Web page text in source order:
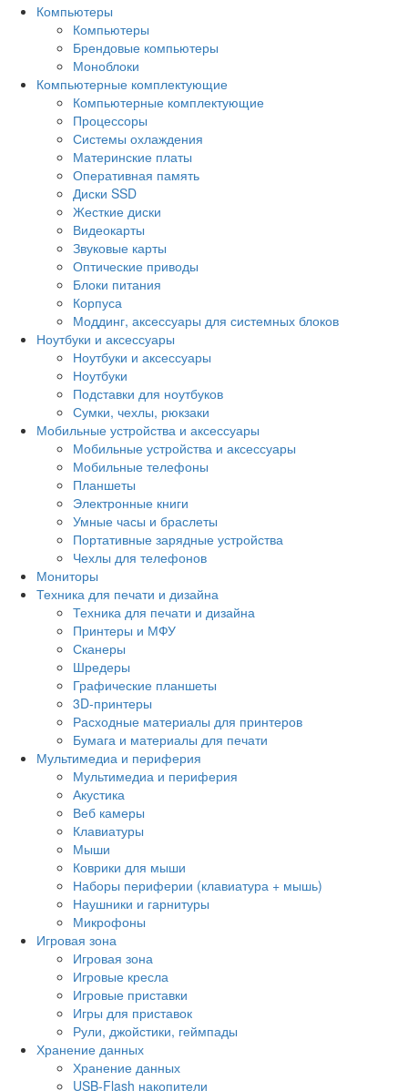
Компьютеры
Компьютеры
Брендовые компьютеры
Моноблоки
Компьютерные комплектующие
Компьютерные комплектующие
Процессоры
Системы охлаждения
Материнские платы
Оперативная память
Диски SSD
Жесткие диски
Видеокарты
Звуковые карты
Оптические приводы
Блоки питания
Корпуса
Моддинг, аксессуары для системных блоков
Ноутбуки и аксессуары
Ноутбуки и аксессуары
Ноутбуки
Подставки для ноутбуков
Сумки, чехлы, рюкзаки
Мобильные устройства и аксессуары
Мобильные устройства и аксессуары
Мобильные телефоны
Планшеты
Электронные книги
Умные часы и браслеты
Портативные зарядные устройства
Чехлы для телефонов
Мониторы
Техника для печати и дизайна
Техника для печати и дизайна
Принтеры и МФУ
Сканеры
Шредеры
Графические планшеты
3D-принтеры
Расходные материалы для принтеров
Бумага и материалы для печати
Мультимедиа и периферия
Мультимедиа и периферия
Акустика
Веб камеры
Клавиатуры
Мыши
Коврики для мыши
Наборы периферии (клавиатура + мышь)
Наушники и гарнитуры
Микрофоны
Игровая зона
Игровая зона
Игровые кресла
Игровые приставки
Игры для приставок
Рули, джойстики, геймпады
Хранение данных
Хранение данных
USB-Flash накопители